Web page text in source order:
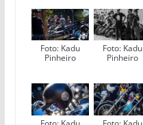
Foto: Kadu
Pinheiro
Foto: Kadu
Pinheiro